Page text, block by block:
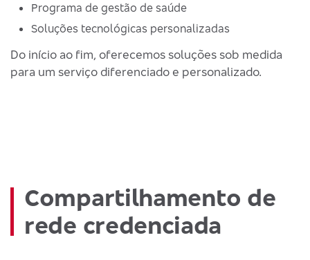
Programa de gestão de saúde
Soluções tecnológicas personalizadas
Do início ao fim, oferecemos soluções sob medida
para um serviço diferenciado e personalizado.
Compartilhamento de
rede credenciada